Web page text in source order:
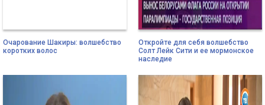
Очарование Шакиры: волшебство
коротких волос
Откройте для себя волшебство
Солт Лейк Сити и ее мормонское
наследие